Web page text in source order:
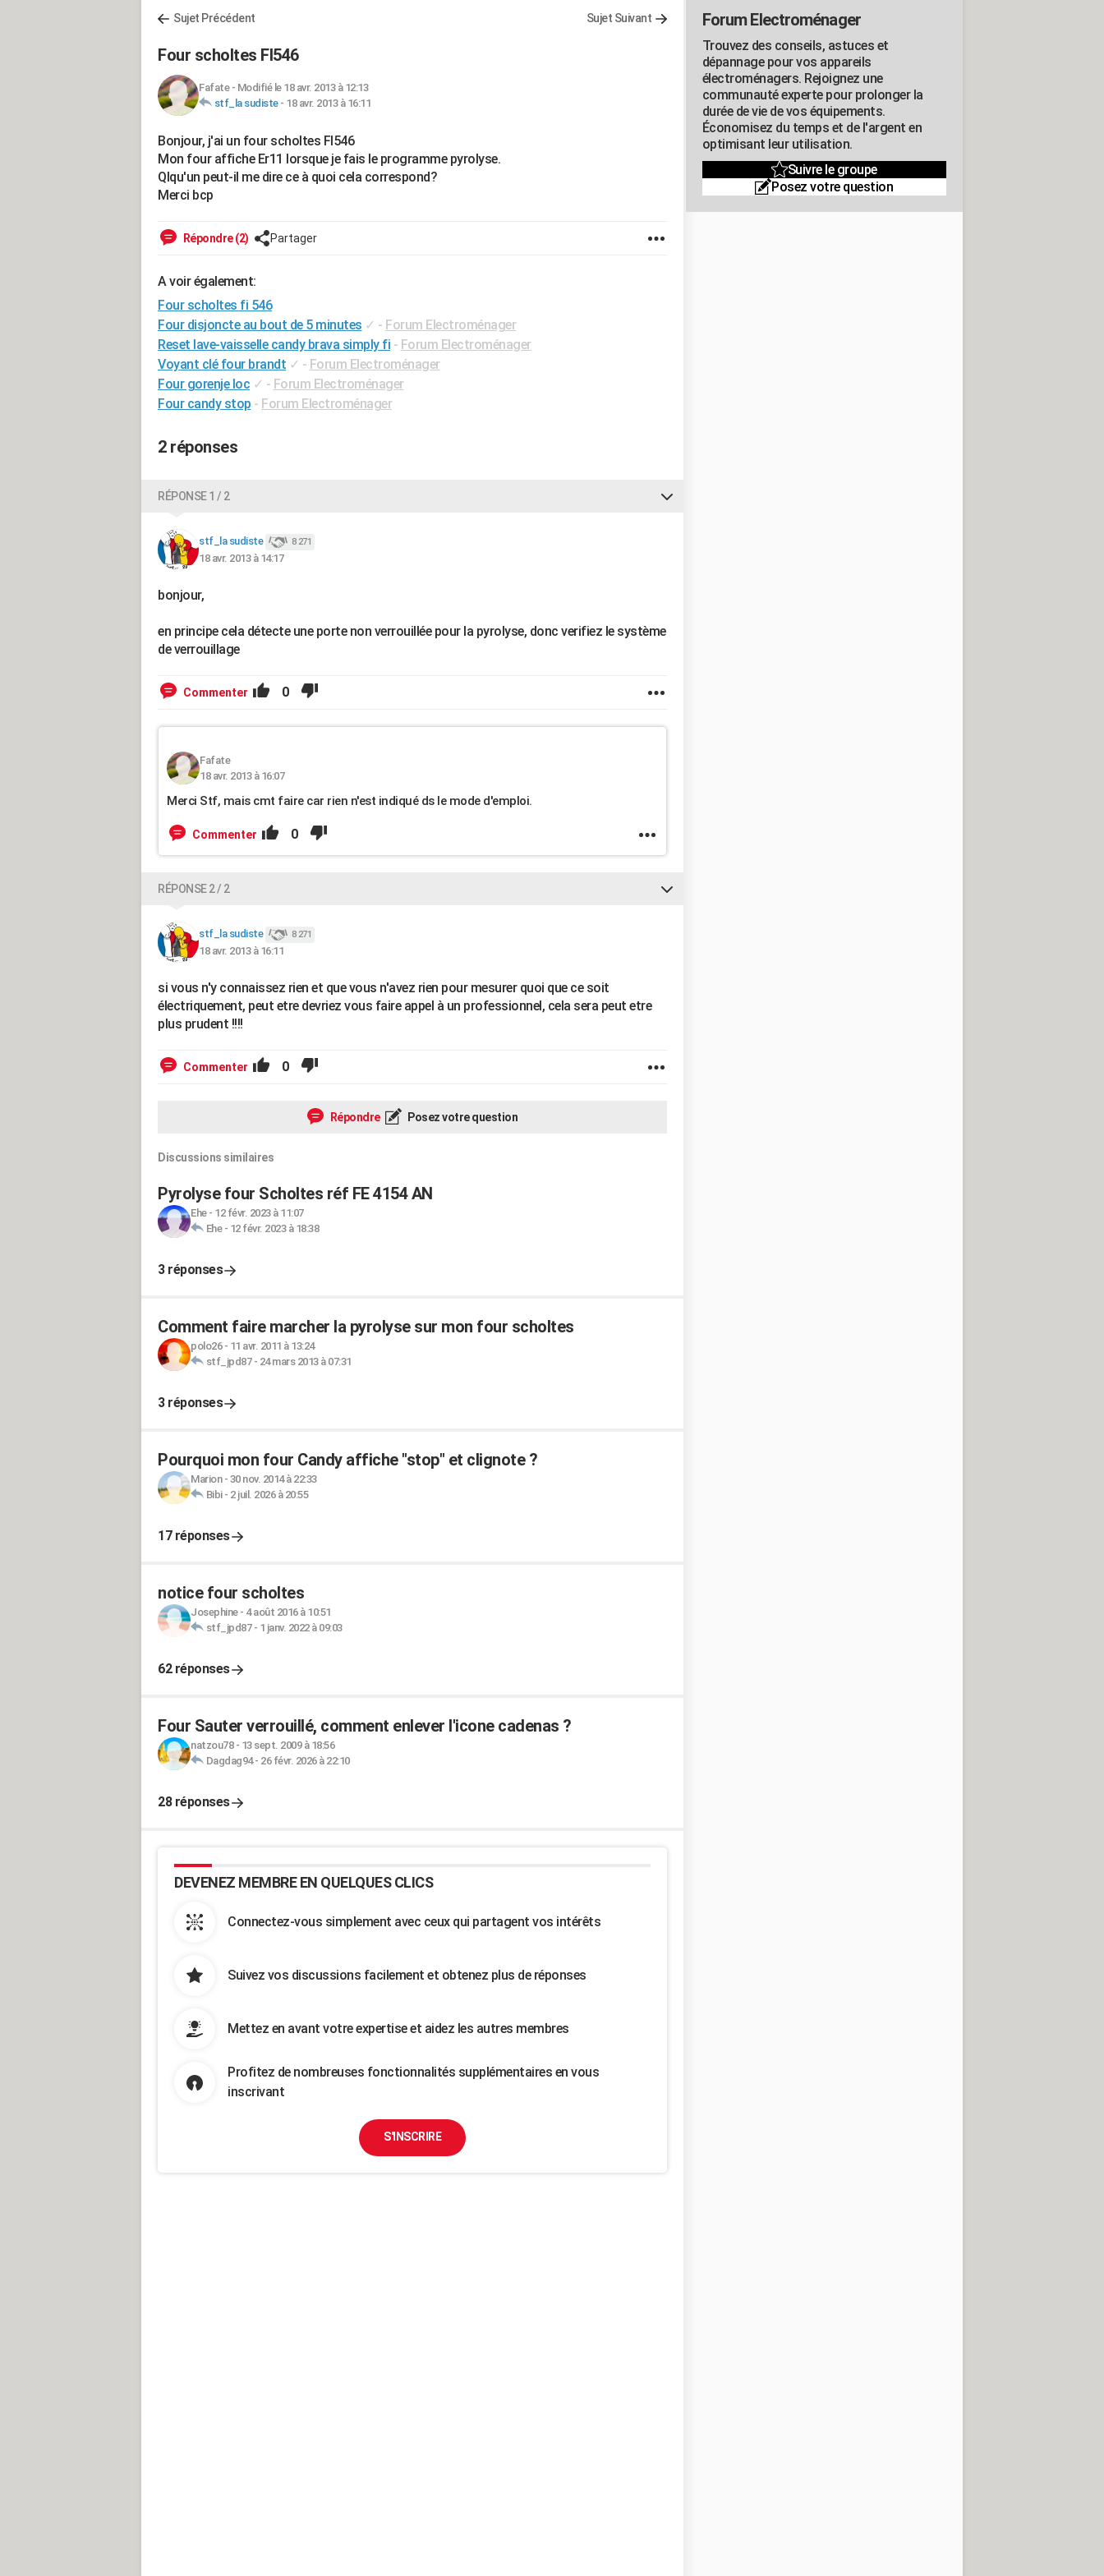
Sujet Précédent Sujet Suivant
Four scholtes FI546
Fafate- Modifié le 18 avr. 2013 à 12:13
stf_la sudiste- 18 avr. 2013 à 16:11
Bonjour, j'ai un four scholtes FI546
Mon four affiche Er11 lorsque je fais le programme pyrolyse.
Qlqu'un peut-il me dire ce à quoi cela correspond?
Merci bcp
Répondre (2) Partager
A voir également:
Four scholtes fi 546
Four disjoncte au bout de 5 minutes ✓ - Forum Electroménager
Reset lave-vaisselle candy brava simply fi - Forum Electroménager
Voyant clé four brandt ✓ - Forum Electroménager
Four gorenje loc ✓ - Forum Electroménager
Four candy stop - Forum Electroménager
2 réponses
RÉPONSE 1 / 2
stf_la sudiste 8 271
18 avr. 2013 à 14:17
bonjour,
en principe cela détecte une porte non verrouillée pour la pyrolyse, donc verifiez le système
de verrouillage
Commenter 0
Fafate
18 avr. 2013 à 16:07
Merci Stf, mais cmt faire car rien n'est indiqué ds le mode d'emploi.
Commenter 0
RÉPONSE 2 / 2
stf_la sudiste 8 271
18 avr. 2013 à 16:11
si vous n'y connaissez rien et que vous n'avez rien pour mesurer quoi que ce soit
électriquement, peut etre devriez vous faire appel à un professionnel, cela sera peut etre
plus prudent !!!!
Commenter 0
Répondre Posez votre question
Discussions similaires
Pyrolyse four Scholtes réf FE 4154 AN
Ehe- 12 févr. 2023 à 11:07
Ehe- 12 févr. 2023 à 18:38
3 réponses
Comment faire marcher la pyrolyse sur mon four scholtes
polo26- 11 avr. 2011 à 13:24
stf_jpd87- 24 mars 2013 à 07:31
3 réponses
Pourquoi mon four Candy affiche "stop" et clignote ?
Marion- 30 nov. 2014 à 22:33
Bibi- 2 juil. 2026 à 20:55
17 réponses
notice four scholtes
Josephine- 4 août 2016 à 10:51
stf_jpd87- 1 janv. 2022 à 09:03
62 réponses
Four Sauter verrouillé, comment enlever l'icone cadenas ?
natzou78- 13 sept. 2009 à 18:56
Dagdag94- 26 févr. 2026 à 22:10
28 réponses
DEVENEZ MEMBRE EN QUELQUES CLICS
Connectez-vous simplement avec ceux qui partagent vos intérêts
Suivez vos discussions facilement et obtenez plus de réponses
Mettez en avant votre expertise et aidez les autres membres
Profitez de nombreuses fonctionnalités supplémentaires en vous
inscrivant
S'INSCRIRE
Forum Electroménager
Trouvez des conseils, astuces et
dépannage pour vos appareils
électroménagers. Rejoignez une
communauté experte pour prolonger la
durée de vie de vos équipements.
Économisez du temps et de l'argent en
optimisant leur utilisation.
Suivre le groupe
Posez votre question